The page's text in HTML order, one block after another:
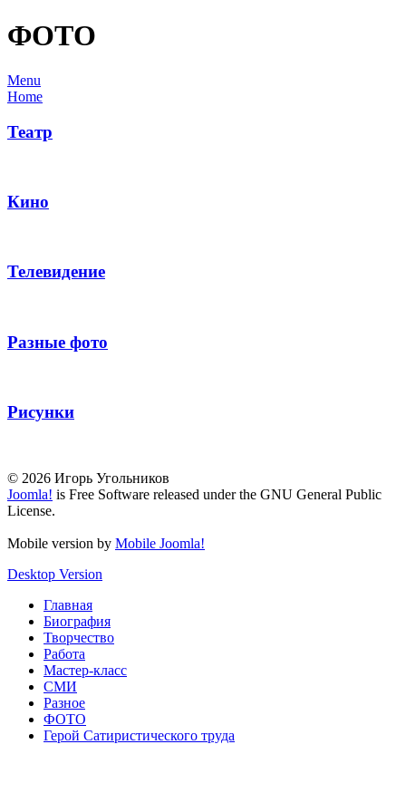
ФОТО
Menu
Home
Театр
Кино
Телевидение
Разные фото
Рисунки
© 2026 Игорь Угольников
Joomla! is Free Software released under the GNU General Public
License.
Mobile version by Mobile Joomla!
Desktop Version
Главная
Биография
Творчество
Работа
Мастер-класс
СМИ
Разное
ФОТО
Герой Сатиристического труда